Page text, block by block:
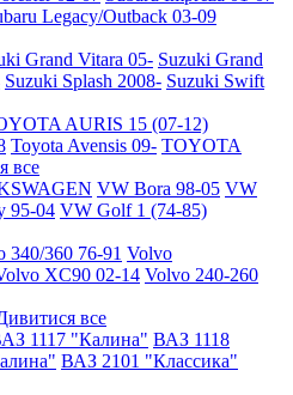
Legacy/Outback 03-09
Grand Vitara 05- Suzuki Grand
Suzuki Splash 2008- Suzuki Swift
AURIS 15 (07-12)
Toyota Avensis 09- TOYOTA
все
VW Bora 98-05 VW
95-04 VW Golf 1 (74-85)
340/360 76-91 Volvo
XC90 02-14 Volvo 240-260
все
1117 "Калина" ВАЗ 1118
ВАЗ 2101 "Классика"